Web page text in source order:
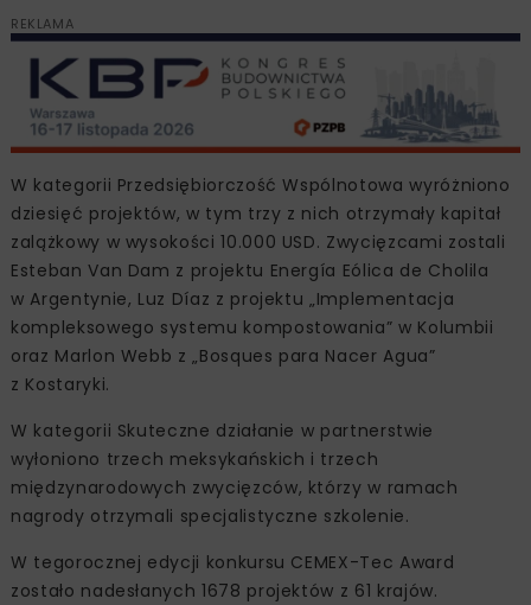
REKLAMA
W kategorii Przedsiębiorczość Wspólnotowa wyróżniono
dziesięć projektów, w tym trzy z nich otrzymały kapitał
zalążkowy w wysokości 10.000 USD. Zwycięzcami zostali
Esteban Van Dam z projektu Energía Eólica de Cholila
w Argentynie, Luz Díaz z projektu „Implementacja
kompleksowego systemu kompostowania” w Kolumbii
oraz Marlon Webb z „Bosques para Nacer Agua”
z Kostaryki.
W kategorii Skuteczne działanie w partnerstwie
wyłoniono trzech meksykańskich i trzech
międzynarodowych zwycięzców, którzy w ramach
nagrody otrzymali specjalistyczne szkolenie.
W tegorocznej edycji konkursu CEMEX-Tec Award
zostało nadesłanych 1678 projektów z 61 krajów.